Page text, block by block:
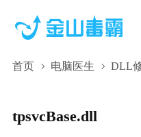
首页 电脑医生 DLL
tpsvcBase.dll,tpsvcBase.dll下
tpsvcBase.dll